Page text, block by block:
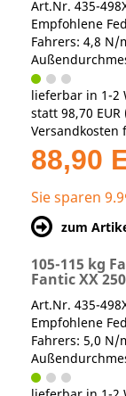
Art.Nr. 435-
Empfohlene
Fahrers: 4,8 N/
lieferbar in 1-2
statt 98,70 EUR
Versandkosten
88,90
Sie sparen
zum
105-115 kg
Fantic XX
Art.Nr. 435-
Empfohlene
Fahrers: 5,0 N/